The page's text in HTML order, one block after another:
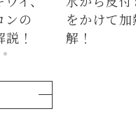
正
つかない
説！